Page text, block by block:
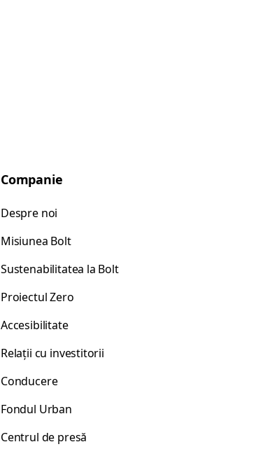
Companie
Despre noi
Misiunea Bolt
Sustenabilitatea la Bolt
Proiectul Zero
Accesibilitate
Relații cu investitorii
Conducere
Fondul Urban
Centrul de presă